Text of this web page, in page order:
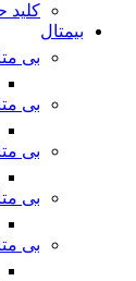
کلید
بیمتال
بی
بی
بی
بی
بی